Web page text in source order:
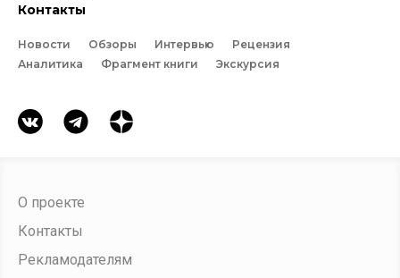
Контакты
Новости Обзоры Интервью
Рецензия
Аналитика
Фрагмент книги Экскурсия
О проекте
Контакты
Рекламодателям